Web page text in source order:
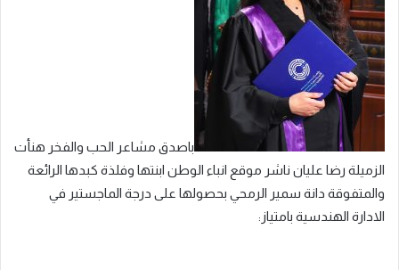
باصدق مشاعر الحب والفخر هنأت
الزميلة رضا عليان ناشر موقع انباء الوطن ابنتها وفلذة كبدها الرائعة
والمتفوقة دانة سمير الرمحي بحصولها على درجة الماجستير في
الادارة الهندسية بامتياز: